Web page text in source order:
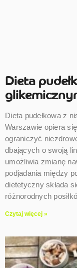
Dieta
Dieta pudełkowa z
Warszawie opiera
ograniczyć
dbających o swoją
umożliwia zmianę
podjadania między
dietetyczny składa
różnorodnych
Czytaj więcej »